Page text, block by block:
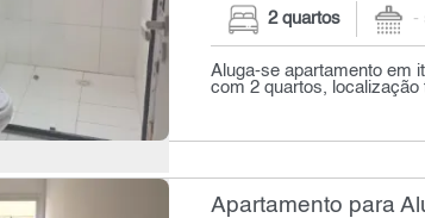
2 quartos -
Aluga-se apartamento em
com 2 quartos, localização
Apartamento para